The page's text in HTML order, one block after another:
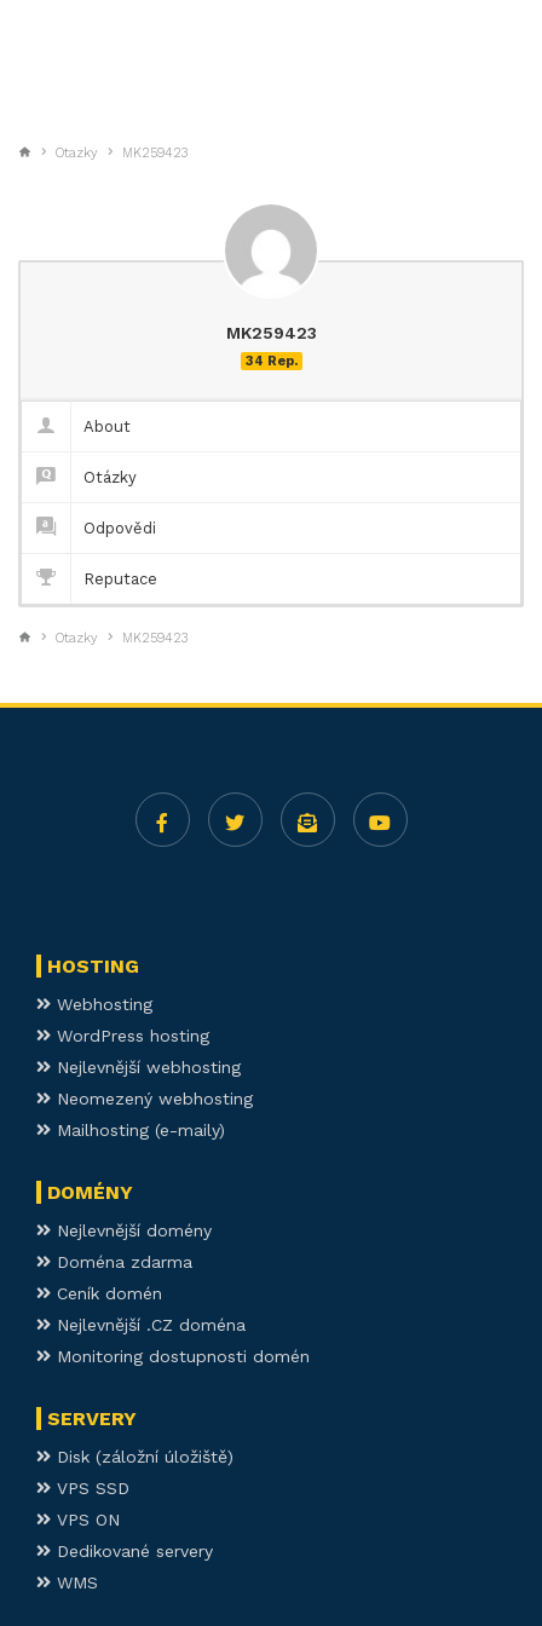
Otazky MK259423
MK259423
34 Rep.
About
Otázky
Odpovědi
Reputace
Otazky MK259423
HOSTING
Webhosting
WordPress hosting
Nejlevnější webhosting
Neomezený webhosting
Mailhosting (e-maily)
DOMÉNY
Nejlevnější domény
Doména zdarma
Ceník domén
Nejlevnější .CZ doména
Monitoring dostupnosti domén
SERVERY
Disk (záložní úložiště)
VPS SSD
VPS ON
Dedikované servery
WMS